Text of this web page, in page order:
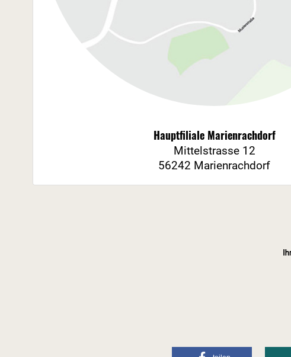
Hauptfiliale Marienrachdorf
Mittelstrasse 12
56242 Marienrachdorf